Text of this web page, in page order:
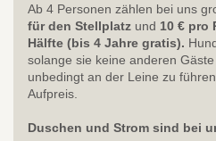
Ab 4 Personen zählen bei uns
für den Stellplatz und 10 € pro
Hälfte (bis 4 Jahre gratis).
solange sie keine anderen
unbedingt an der Leine zu
Aufpreis.
Duschen und Strom sind bei